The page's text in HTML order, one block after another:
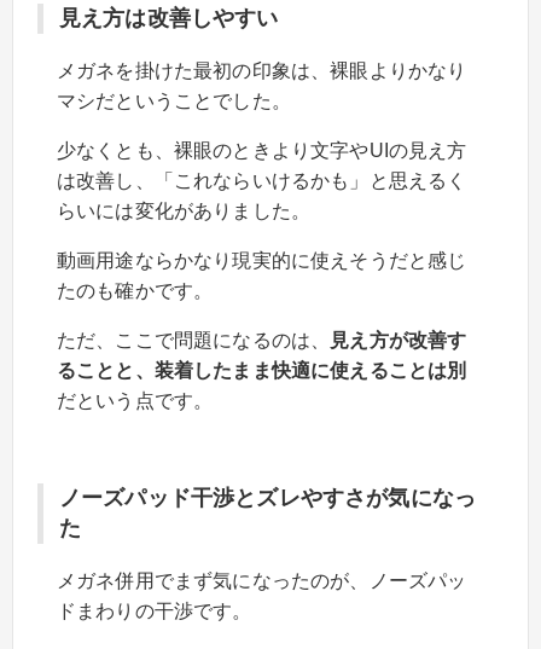
見え方は改善しやすい
メガネを掛けた最初の印象は、裸眼よりかなり
マシだということでした。
少なくとも、裸眼のときより文字やUIの見え方
は改善し、「これならいけるかも」と思えるく
らいには変化がありました。
動画用途ならかなり現実的に使えそうだと感じ
たのも確かです。
ただ、ここで問題になるのは、
見え方が改善す
ることと、装着したまま快適に使えることは別
だという点です。
ノーズパッド干渉とズレやすさが気になっ
た
メガネ併用でまず気になったのが、ノーズパッ
ドまわりの干渉です。